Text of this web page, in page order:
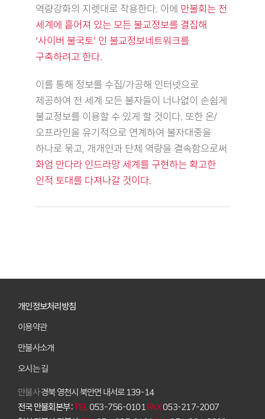
역량강화의 지렛대로 작용한다. 이에 만불회는 전
세계에 흩어져 있는 모든 불교정보를 결집해
‘사이버 불국토’ 인 불교정보네트워크를
구축하려고 한다.
이를 통해 정보를 수집/가공해 인터넷으로
제공하여 전 세계 모든 불자들이 너나없이 손쉽게
불교정보를 이용할 수 있게 할 것이다. 또한 온/
오프라인을 유기적으로 연계하여 불자대중을
하나로 묶고, 개개인과 단체 역량을 결속함으로써
화엄 만다라 인드라망 세계를 구현하는 확고한
인적 토대를 다져나갈 것이다.
개인정보처리방침
이용약관
만불사소개
오시는 길
만불사경북 영천시 북안면 내서로 139-14
전국 만불회본부 :TEL053-756-0101FAX053-217-2007